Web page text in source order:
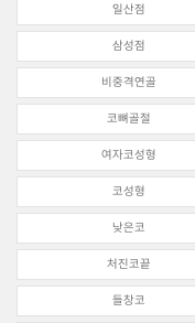
일산점
삼성점
비중격연골
코뼈골절
여자코성형
코성형
낮은코
처진코끝
들창코